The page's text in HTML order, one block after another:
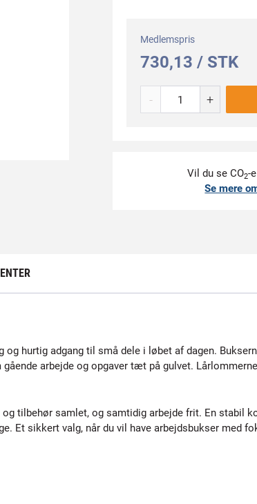
Medlemspris
730,13 / STK
- +
Vil du se CO2-
Se mere
og hurtig adgang til små dele i løbet af dagen.
arbejde og opgaver tæt på gulvet.
tilbehør samlet, og samtidig arbejde frit. En stabil
Et sikkert valg, når du vil have arbejdsbukser med